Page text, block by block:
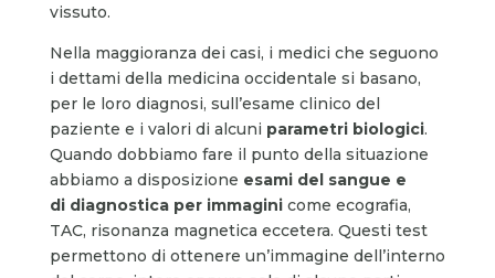
vissuto.
Nella maggioranza dei casi, i medici che seguono
i dettami della medicina occidentale si basano,
per le loro diagnosi, sull’esame clinico del
paziente e i valori di alcuni parametri biologici.
Quando dobbiamo fare il punto della situazione
abbiamo a disposizione esami del sangue e
di diagnostica per immaginicome ecografia,
TAC, risonanza magnetica eccetera. Questi test
permettono di ottenere un’immagine dell’interno